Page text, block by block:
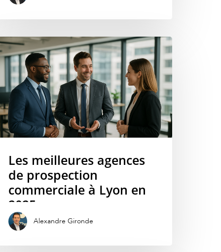
Les meilleures agences
de prospection
commerciale à Lyon en
2025
Alexandre Gironde